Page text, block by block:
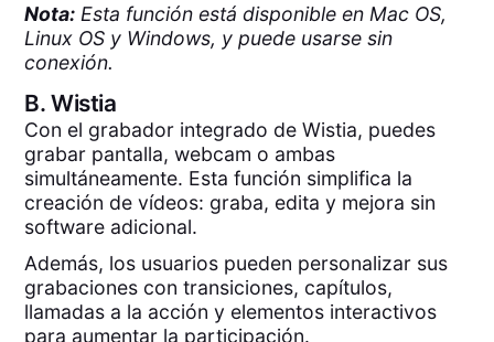
Nota: Esta función está disponible en Mac OS,
Linux OS y Windows, y puede usarse sin
conexión.
B.Wistia
Con el grabador integrado de Wistia, puedes
grabar pantalla, webcam o ambas
simultáneamente. Esta función simplifica la
creación de vídeos: graba, edita y mejora sin
software adicional.
Además, los usuarios pueden personalizar sus
grabaciones con transiciones, capítulos,
llamadas a la acción y elementos interactivos
para aumentar la participación.